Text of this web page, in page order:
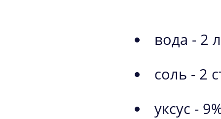
вода - 2
соль - 2
уксус -